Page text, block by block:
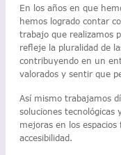
En los años en que
hemos logrado contar
trabajo que realizamos
refleje la pluralidad de
contribuyendo en un
valorados y sentir que
Así mismo trabajamos
soluciones tecnológicas
mejoras en los
accesibilidad.